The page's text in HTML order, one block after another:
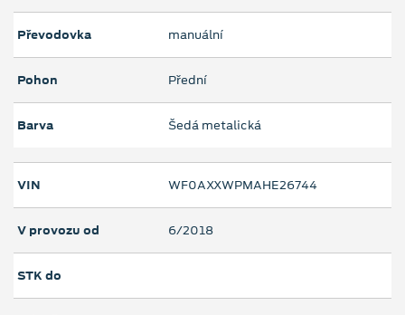
Převodovka manuální
Pohon Přední
Barva Šedá metalická
VIN WF0AXXWPMAHE26744
V provozu od 6/2018
STK do